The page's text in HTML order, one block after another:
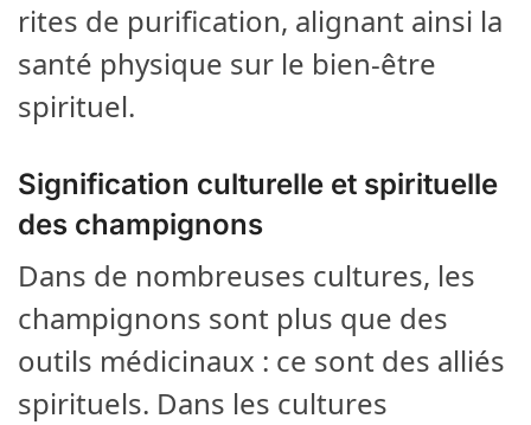
rites de purification, alignant ainsi la
santé physique sur le bien-être
spirituel.
Signification culturelle et spirituelle
des champignons
Dans de nombreuses cultures, les
champignons sont plus que des
outils médicinaux : ce sont des alliés
spirituels. Dans les cultures